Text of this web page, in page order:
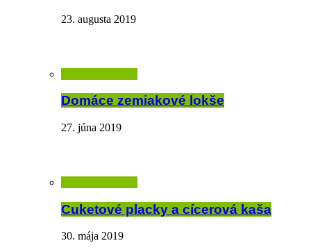
23. augusta 2019
Domáce zemiakové lokše
27. júna 2019
Cuketové placky a cícerová kaša
30. mája 2019